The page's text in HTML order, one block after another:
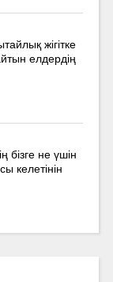
жігітке
елдердің
бізге не үшін
келетінін